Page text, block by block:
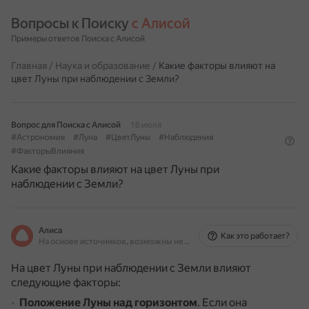
Вопросы к Поиску с Алисой
Примеры ответов Поиска с Алисой
Главная / Наука и образование / Какие факторы влияют на
цвет Луны при наблюдении с Земли?
Вопрос для Поиска с Алисой
16 июля
#Астрономия
#Луна #ЦветЛуны
#Наблюдения
#ФакторыВлияния
Какие факторы влияют на цвет Луны при
наблюдении с Земли?
Алиса
На основе источников, возможны неточности
Как это работает?
На цвет Луны при наблюдении с Земли влияют
следующие факторы:
Положение Луны над горизонтом. Если она